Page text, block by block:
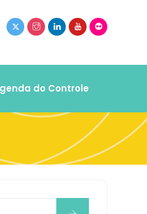
do Controle